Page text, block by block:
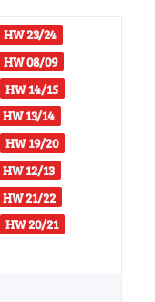
HW 23/24
HW 08/09
HW 14/15
HW 13/14
HW 19/20
HW 12/13
HW 21/22
HW 20/21